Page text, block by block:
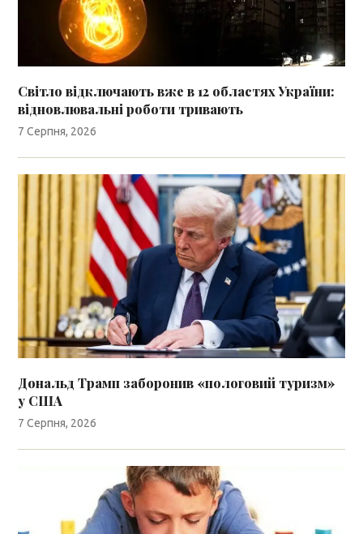
Світло відключають вже в 12 областях України:
відновлювальні роботи тривають
7 Серпня, 2026
Дональд Трамп заборонив «пологовий туризм»
у США
7 Серпня, 2026